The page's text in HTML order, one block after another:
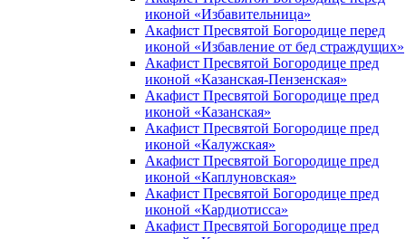
иконой «Избавительница»
Акафист Пресвятой Богородице перед
иконой «Избавление от бед страждущих»
Акафист Пресвятой Богородице пред
иконой «Казанская-Пензенская»
Акафист Пресвятой Богородице пред
иконой «Казанская»
Акафист Пресвятой Богородице пред
иконой «Калужская»
Акафист Пресвятой Богородице пред
иконой «Каплуновская»
Акафист Пресвятой Богородице пред
иконой «Кардиотисса»
Акафист Пресвятой Богородице пред